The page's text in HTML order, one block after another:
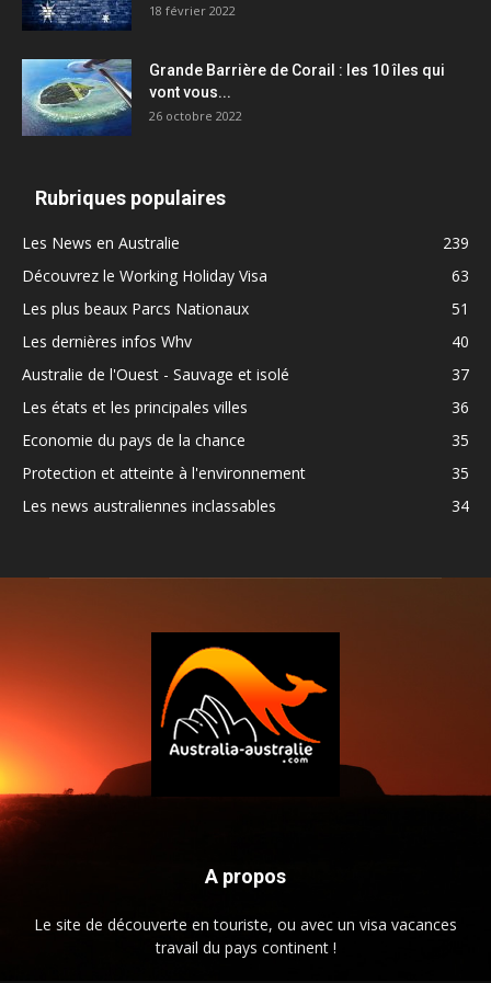
18 février 2022
Grande Barrière de Corail : les 10 îles qui
vont vous...
26 octobre 2022
Rubriques populaires
Les News en Australie
239
Découvrez le Working Holiday Visa
63
Les plus beaux Parcs Nationaux
51
Les dernières infos Whv
40
Australie de l'Ouest - Sauvage et isolé
37
Les états et les principales villes
36
Economie du pays de la chance
35
Protection et atteinte à l'environnement
35
Les news australiennes inclassables
34
A propos
Le site de découverte en touriste, ou avec un visa vacances
travail du pays continent !